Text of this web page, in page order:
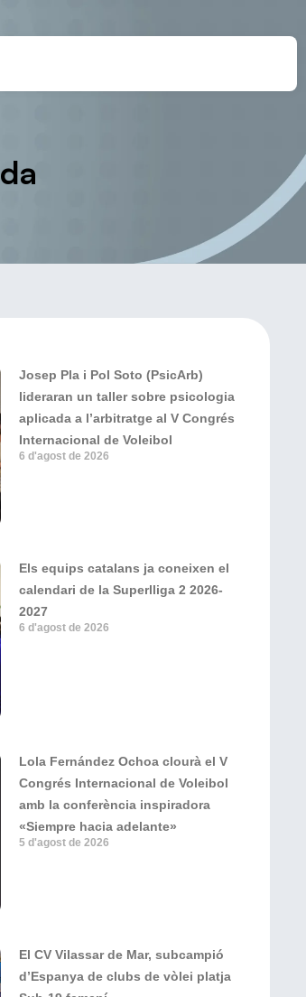
Josep Pla i Pol Soto (PsicArb)
lideraran un taller sobre psicologia
aplicada a l’arbitratge al V Congrés
Internacional de Voleibol
6 d'agost de 2026
Els equips catalans ja coneixen el
calendari de la Superlliga 2 2026-
2027
6 d'agost de 2026
Lola Fernández Ochoa clourà el V
Congrés Internacional de Voleibol
amb la conferència inspiradora
«Siempre hacia adelante»
5 d'agost de 2026
El CV Vilassar de Mar, subcampió
d’Espanya de clubs de vòlei platja